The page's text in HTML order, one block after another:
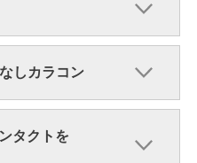
しカラコン
タクトを